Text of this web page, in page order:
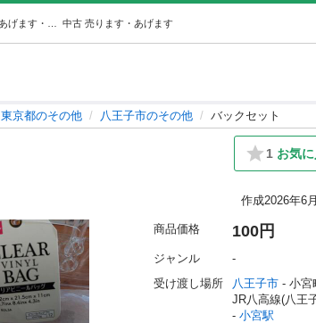
中古 売ります・あげます
東京都のその他 八王子市のその他 バックセット
1 お気
作成2026年6
商品価格 100円
ジャンル
-
受け渡し場所
八王子市 - 小宮
JR八高線(八王
- 小宮駅